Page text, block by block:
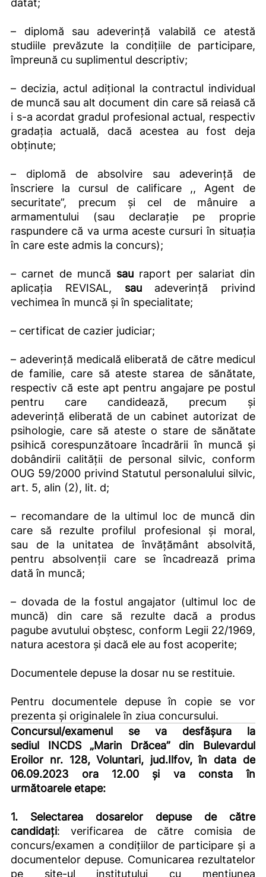
datat;
– diplomă sau adeverință valabilă ce atestă
studiile prevăzute la condițiile de participare,
împreună cu suplimentul descriptiv;
– decizia, actul adițional la contractul individual
de muncă sau alt document din care să reiasă că
i s-a acordat gradul profesional actual, respectiv
gradația actuală, dacă acestea au fost deja
obţinute;
– diplomă de absolvire sau adeverinţă de
înscriere la cursul de calificare ,, Agent de
securitate”, precum şi cel de mânuire a
armamentului (sau declarație pe proprie
raspundere că va urma aceste cursuri în situația
în care este admis la concurs);
– carnet de muncă sau raport per salariat din
aplicația REVISAL, sauadeverință privind
vechimea în muncă și în specialitate;
– certificat de cazier judiciar;
– adeverință medicală eliberată de către medicul
de familie, care să ateste starea de sănătate,
respectiv că este apt pentru angajare pe postul
pentru care candidează, precum și
adeverință eliberată de un cabinet autorizat de
psihologie, care să ateste o stare de sănătate
psihică corespunzătoare încadrării în muncă și
dobândirii calității de personal silvic, conform
OUG 59/2000 privind Statutul personalului silvic,
art. 5, alin (2), lit. d;
– recomandare de la ultimul loc de muncă din
care să rezulte profilul profesional și moral,
sau de la unitatea de învățământ absolvită,
pentru absolvenții care se încadrează prima
dată în muncă;
– dovada de la fostul angajator (ultimul loc de
muncă) din care să rezulte dacă a produs
pagube avutului obștesc, conform Legii 22/1969,
natura acestora și dacă ele au fost acoperite;
Documentele depuse la dosar nu se restituie.
Pentru documentele depuse în copie se vor
prezenta și originalele în ziua concursului.
Concursul/examenul se va desfășura la
sediul INCDS „Marin Drăcea” din Bulevardul
Eroilor nr. 128, Voluntari, jud.Ilfov, în data de
06.09.2023 ora 12.00 și va consta în
următoarele etape:
1. Selectarea dosarelor depuse de către
candidați: verificarea de către comisia de
concurs/examen a condițiilor de participare și a
documentelor depuse. Comunicarea rezultatelor
pe site-ul institutului cu mențiunea